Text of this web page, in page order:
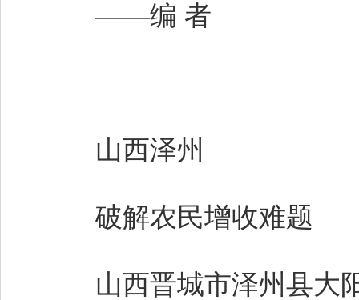
——编 者
山西泽州
破解农民增收难题
山西晋城市泽州县大阳